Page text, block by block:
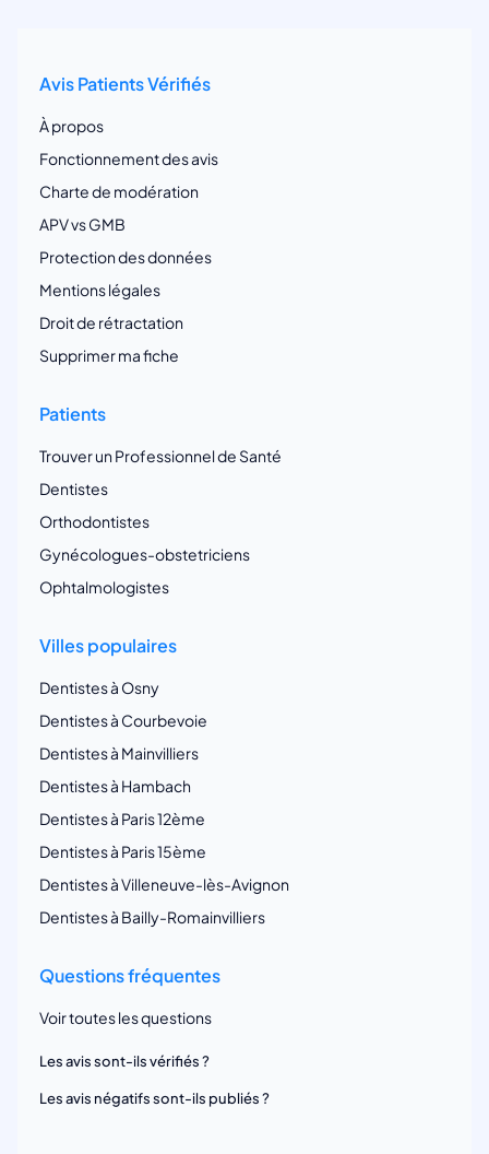
Avis Patients Vérifiés
À propos
Fonctionnement des avis
Charte de modération
APV vs GMB
Protection des données
Mentions légales
Droit de rétractation
Supprimer ma fiche
Patients
Trouver un Professionnel de Santé
Dentistes
Orthodontistes
Gynécologues-obstetriciens
Ophtalmologistes
Villes populaires
Dentistes à Osny
Dentistes à Courbevoie
Dentistes à Mainvilliers
Dentistes à Hambach
Dentistes à Paris 12ème
Dentistes à Paris 15ème
Dentistes à Villeneuve-lès-Avignon
Dentistes à Bailly-Romainvilliers
Questions fréquentes
Voir toutes les questions
Les avis sont-ils vérifiés ?
Les avis négatifs sont-ils publiés ?